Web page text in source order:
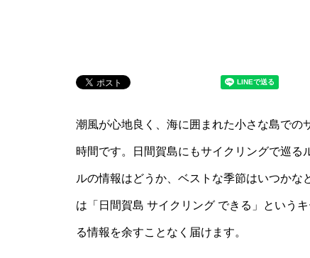
潮風が心地良く、海に囲まれた小さな島での
時間です。日間賀島にもサイクリングで巡
ルの情報はどうか、ベストな季節はいつか
は「日間賀島 サイクリング できる」という
る情報を余すことなく届けます。